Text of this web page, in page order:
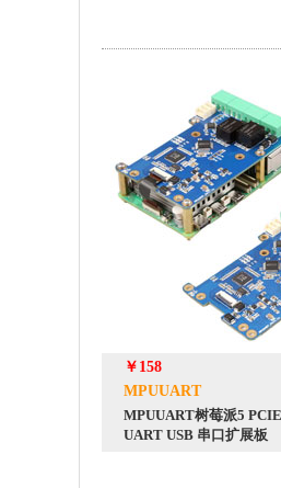
￥158
MPUUART
MPUUART树莓派5
UART USB 串口扩展板